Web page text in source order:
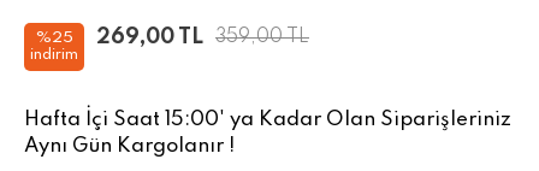
%25
indirim
269,00 TL 359,00 TL
Hafta İçi Saat 15:00' ya Kadar Olan Siparişleriniz
Aynı Gün Kargolanır !